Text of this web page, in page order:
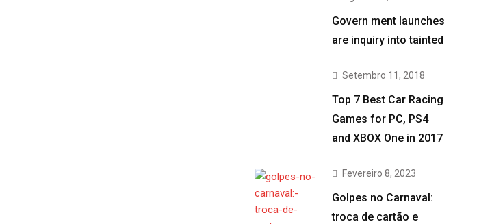
Govern ment launches
are inquiry into tainted
Setembro 11, 2018
Top 7 Best Car Racing
Games for PC, PS4
and XBOX One in 2017
Fevereiro 8, 2023
Golpes no Carnaval:
troca de cartão e